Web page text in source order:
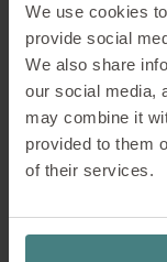
We use cookies
provide social
We also share
our social media,
may combine it
provided to them
of their services.
pro 2